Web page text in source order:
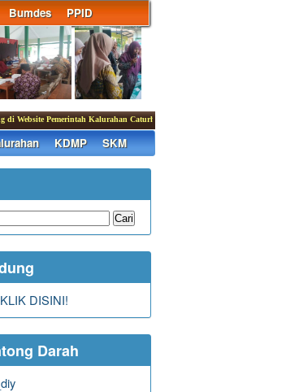
Bumdes PPID
Website Pemerintah Kalurahan Caturharjo
KDMP SKM
Cari
KLIK DISINI!
Darah